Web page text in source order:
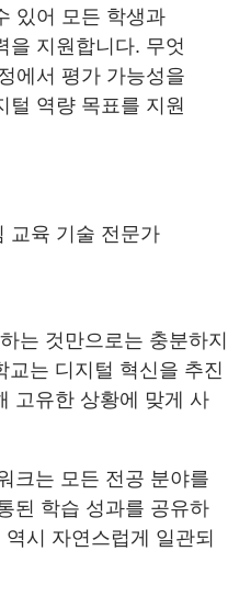
있어 모든 학생과
을 지원합니다. 무엇
에서 평가 가능성을
털 역량 목표를 지원
교육 기술 전문가
는 것만으로는 충분하지
는 디지털 혁신을 추진
고유한 상황에 맞게 사
크는 모든 전공 분야를
된 학습 성과를 공유하
시 자연스럽게 일관되